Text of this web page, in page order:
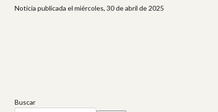
Noticia publicada el miércoles, 30 de abril de 2025
Buscar